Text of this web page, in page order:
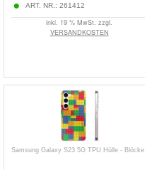
ART. NR.: 261412
inkl. 19 % MwSt. zzgl.
VERSANDKOSTEN
Samsung Galaxy S23 5G TPU Hülle - Blöcke